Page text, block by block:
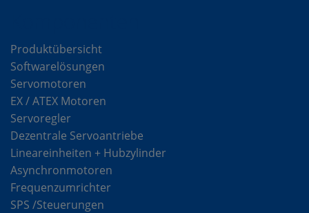
Produktübersicht
Softwarelösungen
Servomotoren
EX / ATEX Motoren
Servoregler
Dezentrale Servoantriebe
Lineareinheiten + Hubzylinder
Asynchronmotoren
Frequenzumrichter
SPS /Steuerungen